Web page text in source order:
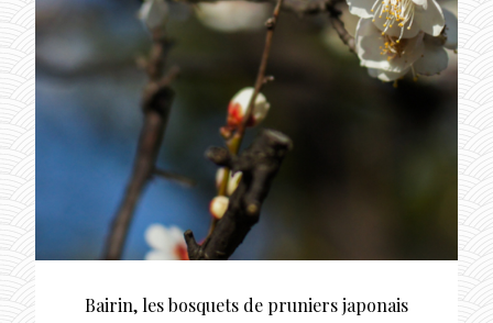
Bairin, les bosquets de pruniers japonais